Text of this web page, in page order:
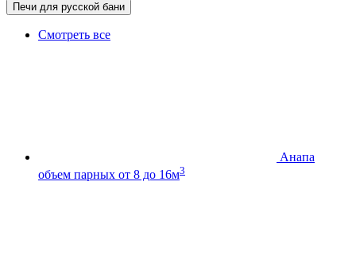
Печи для русской бани
Смотреть все
Анапа
объем парных от 8 до 16м3